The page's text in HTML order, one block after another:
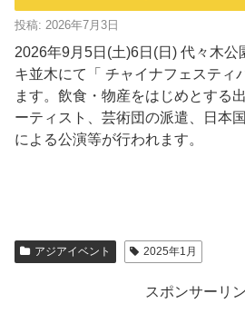
投稿: 2026年7月3日
2026年9月5日(土)6日(日) 代々木公
キ並木にて「 チャイナフェスティ
ます。飲食・物産をはじめとする
ーティスト、芸術団の派遣、日本
による公演等が行われます。
アジアイベント 2025年1月
スポンサーリ